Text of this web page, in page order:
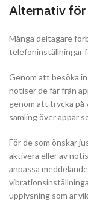
Alternativ
Många deltagare
telefoninställningar
Genom att besöka
notiser de får från
genom att trycka på
samling över appar
För de som önskar
aktivera eller av
anpassa
upplysning som är